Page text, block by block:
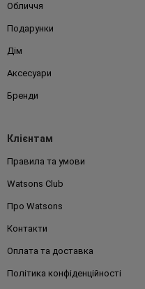
Обличчя
Подарунки
Дім
Аксесуари
Бренди
Клієнтам
Правила та умови
Watsons Club
Про Watsons
Контакти
Оплата та доставка
Політика конфіденційності